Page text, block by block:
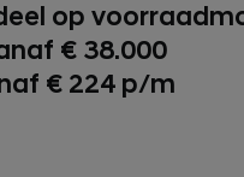
op
€ 38.000
€ 224 p/m